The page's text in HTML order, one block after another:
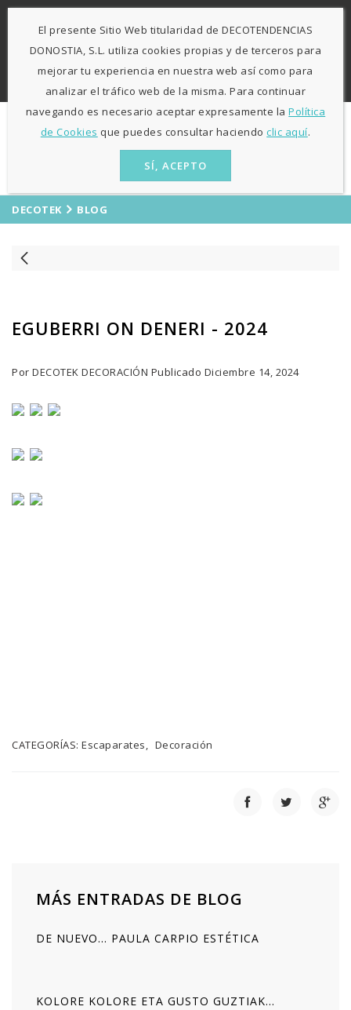
L-V: 9:30h - 13h / 15:30h - 19:30h S: 10h30 - 13h
DECOTEK BLOG
EGUBERRI ON DENERI - 2024
Por DECOTEK DECORACIÓN Publicado Diciembre 14, 2024
CATEGORÍAS: Escaparates Decoración
MÁS ENTRADAS DE BLOG
DE NUEVO... PAULA CARPIO ESTÉTICA
KOLORE KOLORE ETA GUSTO GUZTIAK...
El presente Sitio Web titularidad de DECOTENDENCIAS
DONOSTIA, S.L. utiliza cookies propias y de terceros para
mejorar tu experiencia en nuestra web así como para
analizar el tráfico web de la misma. Para continuar
navegando es necesario aceptar expresamente laPolítica
de Cookies que puedes consultar haciendoclic aquí.
SÍ, ACEPTO